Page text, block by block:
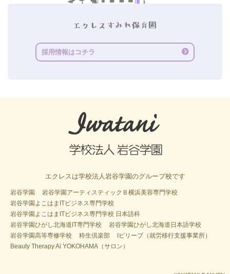
採用情報はコチラ
エクレスは学校法人岩谷学園のグループ校です
岩谷学園
岩谷学園アーティスティックＢ横浜美容専門学校
岩谷学園よこはまITビジネス専門学校
岩谷学園よこはまITビジネス専門学校 日本語科
岩谷学園ひがし北海道IT専門学校
岩谷学園ひがし北海道日本語学校
岩谷学園高等専修学校
粋生倶楽部
Iビリーブ（就労移行支援事業所）
Beauty Therapy Ai YOKOHAMA（サロン）